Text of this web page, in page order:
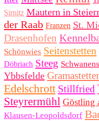
Sirnitz Mautern in
der Raab Franzen St.
Drasenhofen
Schönwies Seitenstetten
Döbriach Steeg
Ybbsfelde
Edelschrott Stillfried
Steyrermühl Göstling
Klausen-Leopoldsdorf